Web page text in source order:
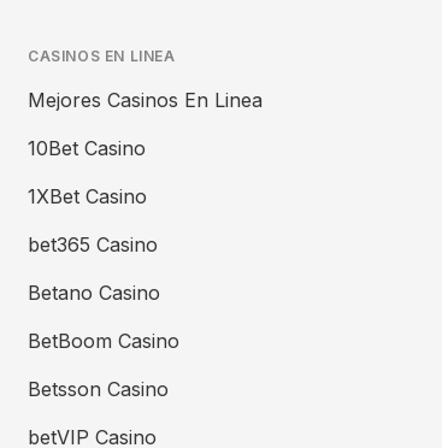
CASINOS EN LINEA
Mejores Casinos En Linea
10Bet Casino
1XBet Casino
bet365 Casino
Betano Casino
BetBoom Casino
Betsson Casino
betVIP Casino